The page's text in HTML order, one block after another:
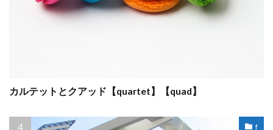
カルテットとクアッド【quartet】【quad】
f